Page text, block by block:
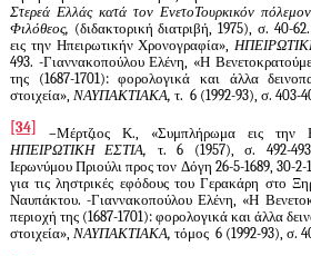
Στερεά Ελλάς κατά τον ΕνετοΤουρκικόν
Φιλόθεος, (διδακτορική διατριβή, 1975), σ. 40-
εις την Ηπειρωτικήν Χρονογραφία»,
493. -Γιαννακοπούλου Ελένη, «Η
της (1687-1701): φορολογικά και άλλα
στοιχεία», ΝΑΥΠΑΚΤΙΑΚΑ, τ. 6 (1992-93), σ. 403-
[34]
–Μέρτζιος Κ., «Συμπλήρωμα εις την
ΗΠΕΙΡΩΤΙΚΗ ΕΣΤΙΑ, τ. 6 (1957), σ. 492-
Ιερωνύμου Πριούλι προς τον Δόγη 26-5-1689, 30-2-
για τις ληστρικές εφόδους του Γερακάρη στο
Ναυπάκτου. -Γιαννακοπούλου Ελένη, «Η
περιοχή της (1687-1701): φορολογικά και άλλα
στοιχεία», ΝΑΥΠΑΚΤΙΑΚΑ, τόμος 6 (1992-93), σ.